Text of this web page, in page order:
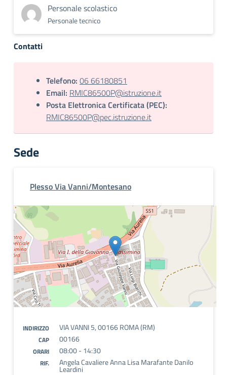
Personale scolastico
Personale tecnico
Contatti
Telefono: 06 66180851
Email: RMIC86500P@istruzione.it
Posta Elettronica Certificata (PEC):
RMIC86500P@pec.istruzione.it
Sede
Plesso Via Vanni/Montesano
INDIRIZZO VIA VANNI 5, 00166 ROMA (RM)
CAP 00166
ORARI 08:00 - 14:30
RIF. Angela Cavaliere Anna Lisa Marafante Danilo
Leardini